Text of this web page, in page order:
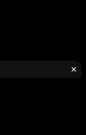
Reserved
×